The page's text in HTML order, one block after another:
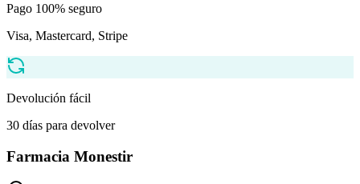
Pago 100% seguro
Visa, Mastercard, Stripe
Devolución fácil
30 días para devolver
Farmacia Monestir